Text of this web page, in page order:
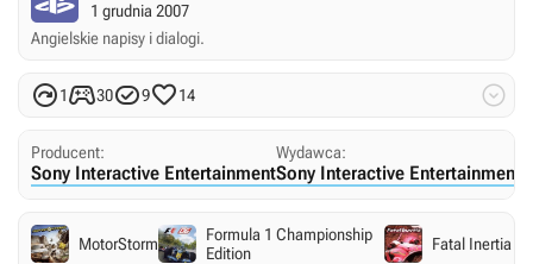
1 grudnia 2007
Angielskie napisy i dialogi.
130914 
Producent:
Sony Interactive Entertainment
Wydawca:
Sony Interactive Entertainment
MotorStorm
Formula 1 Championship
Edition
Fatal Inertia